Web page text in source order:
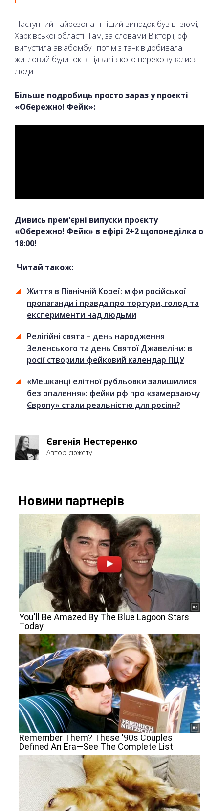
Наступний найрезонантніший випадок був в Ізюмі,
Харківської області. Там, за словами Вікторії, рф
випустила авіабомбу і потім з танків добивала
житловий будинок в підвалі якого переховувалися
люди.
Більше подробиць просто зараз у проєкті
«Обережно! Фейк»:
Дивись прем’єрні випуски проєкту
«Обережно! Фейк» в ефірі 2+2 щопонеділка о
18:00!
Читай також:
Життя в Північній Кореї: міфи російської
пропаганди і правда про тортури, голод та
експерименти над людьми
Релігійні свята – день народження
Зеленського та день Святої Джавеліни: в
росії створили фейковий календар ПЦУ
«Мешканці елітної рубльовки залишилися
без опалення»: фейки рф про «замерзаючу
Європу» стали реальністю для росіян?
Євгенія Нестеренко
Автор сюжету